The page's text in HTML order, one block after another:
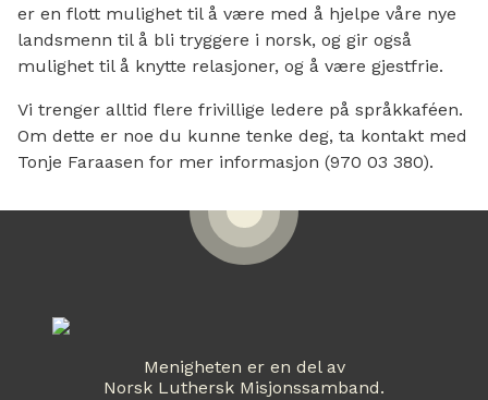
er en flott mulighet til å være med å hjelpe våre nye
landsmenn til å bli tryggere i norsk, og gir også
mulighet til å knytte relasjoner, og å være gjestfrie.
Vi trenger alltid flere frivillige ledere på språkkaféen.
Om dette er noe du kunne tenke deg, ta kontakt med
Tonje Faraasen for mer informasjon (970 03 380).
Menigheten er en del av
Norsk Luthersk Misjonssamband.